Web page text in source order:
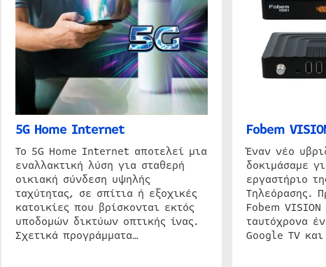
5G Home Internet
Το 5G Home Internet αποτελεί μια
εναλλακτική λύση για σταθερή
οικιακή σύνδεση υψηλής
ταχύτητας, σε σπίτια ή εξοχικές
κατοικίες που βρίσκονται εκτός
υποδομών δικτύων οπτικής ίνας.
Σχετικά προγράμματα…
Fobem
Έναν νέο
δοκιμάσαμε
εργαστήριο
Τηλεόρασης.
Fobem
ταυτόχρονα
Google TV